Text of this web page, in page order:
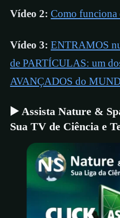
Vídeo 2: Como funciona
Vídeo 3: ENTRAMOS
de PARTÍCULAS: um
AVANÇADOS do
▶️ Assista Nature &
Sua TV de Ciência e